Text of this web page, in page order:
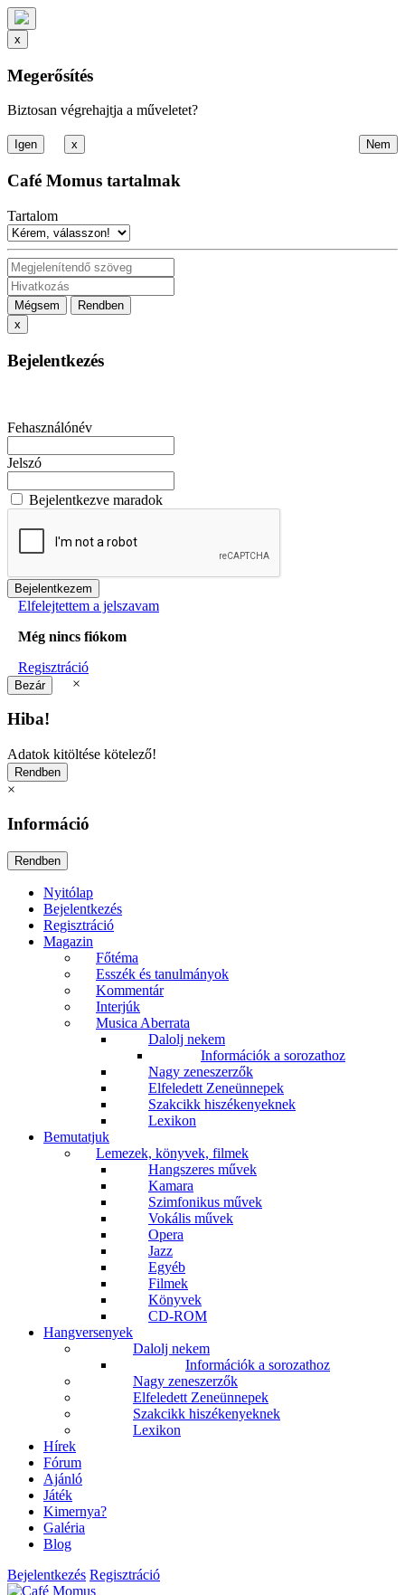
x
Megerősítés
Biztosan végrehajtja a műveletet?
x
Café Momus tartalmak
Tartalom
Mégsem
Rendben
x
Bejelentkezés
Fehasználónév
Jelszó
Bejelentkezve maradok
Elfelejtettem a jelszavam
Még nincs fiókom
Regisztráció
×
Hiba!
Adatok kitöltése kötelező!
×
Információ
Nyitólap
Bejelentkezés
Regisztráció
Magazin
Főtéma
Esszék és tanulmányok
Kommentár
Interjúk
Musica Aberrata
Dalolj nekem
Információk a sorozathoz
Nagy zeneszerzők
Elfeledett Zeneünnepek
Szakcikk hiszékenyeknek
Lexikon
Bemutatjuk
Lemezek, könyvek, filmek
Hangszeres művek
Kamara
Szimfonikus művek
Vokális művek
Opera
Jazz
Egyéb
Filmek
Könyvek
CD-ROM
Hangversenyek
Dalolj nekem
Információk a sorozathoz
Nagy zeneszerzők
Elfeledett Zeneünnepek
Szakcikk hiszékenyeknek
Lexikon
Hírek
Fórum
Ajánló
Játék
Kimernya?
Galéria
Blog
Bejelentkezés Regisztráció